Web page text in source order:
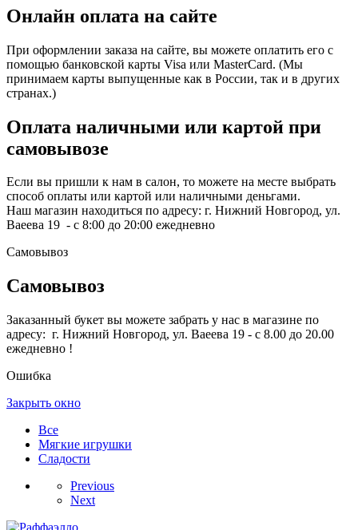
Онлайн оплата на сайте
При оформлении заказа на сайте, вы можете оплатить его с
помощью банковской карты Visa или MasterCard. (Мы
принимаем карты выпущенные как в России, так и в других
странах.)
Оплата наличными или картой при
самовывозе
Если вы пришли к нам в салон, то можете на месте выбрать
способ оплаты или картой или наличными деньгами.
Наш магазин находиться по адресу: г. Нижний Новгород, ул.
Ваеева 19 - с 8:00 до 20:00 ежедневно
Самовывоз
Самовывоз
Заказанный букет вы можете забрать у нас в магазине по
адресу: г. Нижний Новгород, ул. Ваеева 19 - с 8.00 до 20.00
ежедневно !
Ошибка
Закрыть окно
Все
Мягкие игрушки
Сладости
Previous
Next